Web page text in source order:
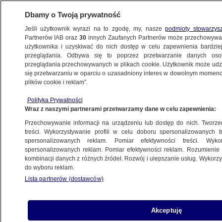
BIZNES
ZE ŚWIATA
Bruksela wszczyna postępowanie
3.02.2015, 14:34
Udostępnij
Dbamy o Twoją prywatność
Jeśli użytkownik wyrazi na to zgodę, my, naszepodmioty
Partnerów IAB oraz30 innych Zaufanych Partnerów może
użytkownika i uzyskiwać do nich dostęp w celu zapewnienia
przeglądania. Odbywa się to poprzez przetwarzanie danych
przeglądania przechowywanych w plikach cookie. Użytkownik może
się przetwarzaniu w oparciu o uzasadniony interes w dowolnym
plików cookie i reklam”.
Polityka Prywatności
Wraz z naszymi partnerami przetwarzamy dane w celu zapewnienia:
Przechowywanie informacji na urządzeniu lub dostęp do nich.
treści. Wykorzystywanie profili w celu doboru spersonalizowanych
spersonalizowanych reklam. Pomiar efektywności treści.
spersonalizowanych reklam. Pomiar efektywności reklam.
kombinacji danych z różnych źródeł. Rozwój i ulepszanie usług.
do wyboru reklam.
Lista partnerów (dostawców)
Akceptuję